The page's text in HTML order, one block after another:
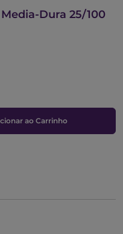
Dura 25/100
ao Carrinho